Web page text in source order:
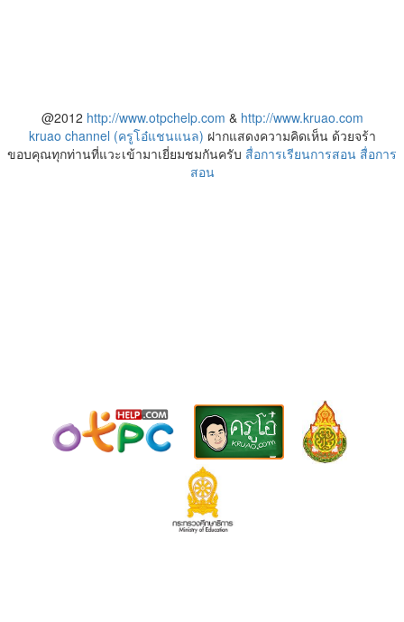
@2012 http://www.otpchelp.com & http://www.kruao.com
kruao channel (ครูโอ๋แชนแนล) ฝากแสดงความคิดเห็น ด้วยจร้า
ขอบคุณทุกท่านที่แวะเข้ามาเยี่ยมชมกันครับ สื่อการเรียนการสอน สื่อการ
สอน